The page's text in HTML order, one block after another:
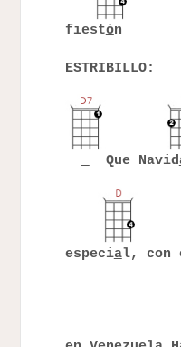
fiestón
ESTRIBILLO:
Que Navid
especial, con